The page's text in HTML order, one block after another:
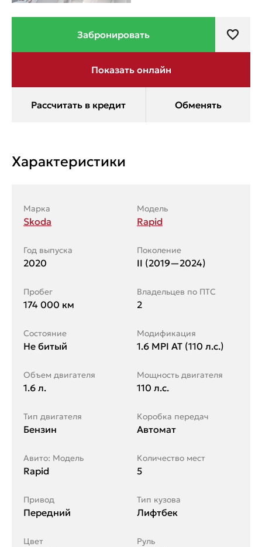
Характеристики
Марка
Skoda
Модель
Rapid
Год выпуска
2020
Поколение
II (2019—2024)
Пробег
174 000 км
Владельцев по ПТС
2
Состояние
Не битый
Модификация
1.6 MPI AT (110 л.с.)
Объем двигателя
1.6 л.
Мощность двигателя
110 л.с.
Тип двигателя
Бензин
Коробка передач
Автомат
Авито: Модель
Rapid
Количество мест
5
Привод
Передний
Тип кузова
Лифтбек
Цвет Руль